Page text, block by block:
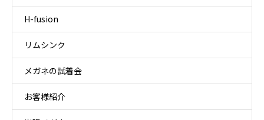
H-fusion
リムシンク
メガネの試着会
お客様紹介